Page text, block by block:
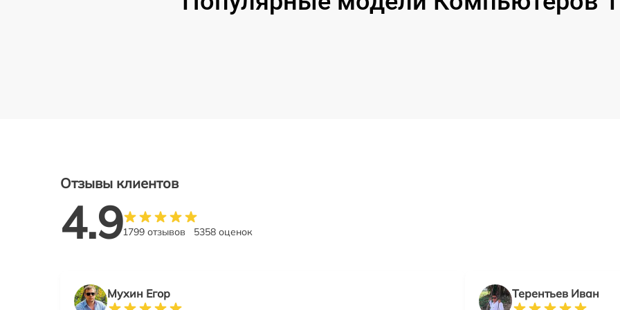
Отзывы клиентов
4.91799 отзывов 5358 оценок
Мухин Егор Терентьев Иван